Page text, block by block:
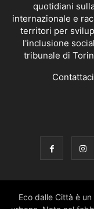
quotidiani
internazionale e
territori per
l'inclusione
tribunale di
Eco dalle Città è